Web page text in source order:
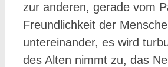
zur anderen, gerade vom
Freundlichkeit der
untereinander, es wird
des Alten nimmt zu, das